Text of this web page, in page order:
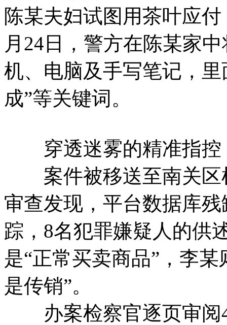
陈某夫妇试图用茶叶应
月24日，警方在陈某家
机、电脑及手写笔记，
成”等关键词。
穿透迷雾的精准指控
案件被移送至南关区
审查发现，平台数据库
踪，8名犯罪嫌疑人的供
是“正常买卖商品”，李
是传销”。
办案检察官逐页审阅4